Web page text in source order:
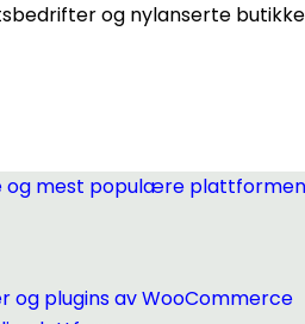
og nylanserte
og mest populære
og plugins av WooCommerce